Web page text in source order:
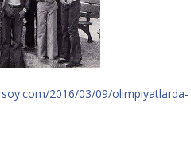
2016/03/09/olimpiyatlarda-